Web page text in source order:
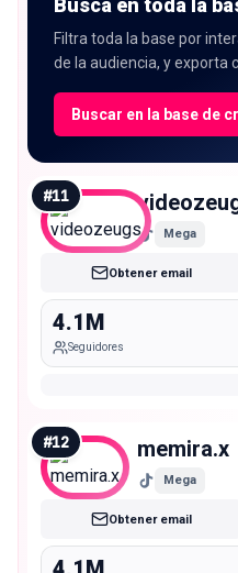
Busca en toda la
Filtra toda la base por
de la audiencia, y exporta
Buscar en la base de
#11
Mega
Obtener email
4.1M
Seguidores
#12 memira.x
Mega
Obtener email